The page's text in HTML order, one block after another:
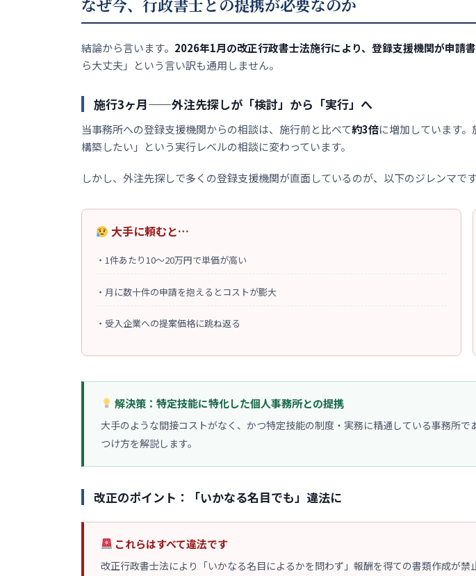
なぜ今、行政書士との提携が必要なのか
結論から言います。 2026年1月の改正行政書士法施行により、登録支援機関が申請
ら大丈夫」という言い訳も通用しません。
施行3ヶ月——外注先探しが「検討」から「実行」へ
当事務所への登録支援機関からの相談は、施行前と比べて約3倍に増加しています
構築したい」という実行レベルの相談に変わっています。
しかし、外注先探しで多くの登録支援機関が直面しているのが、以下のジレンマです
大手に頼むと…
・ 1件あたり10〜20万円で単価が高い
・ 月に数十件の申請を抱えるとコストが膨大
・ 受入企業への提案価格に跳ね返る
解決策：特定技能に特化した個人事務所との提携
大手のような間接コストがなく、かつ特定技能の制度・実務に精通している事務所で
つけ方を解説します。
改正のポイント：「いかなる名目でも」違法に
これらはすべて違法です
改正行政書士法により「いかなる名目によるかを問わず」報酬を得ての書類作成が禁